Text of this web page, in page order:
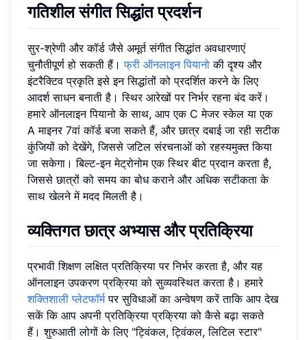
गतिशील संगीत सिद्धांत प्रदर्शन
सुर-श्रेणी और कॉर्ड जैसे अमूर्त संगीत सिद्धांत अवधारणाएं
चुनौतीपूर्ण हो सकती हैं।फ्री ऑनलाइन पियानो की दृश्य और
इंटरैक्टिव प्रकृति इसे इन सिद्धांतों को प्रदर्शित करने के लिए
आदर्श साधन बनाती है। स्थिर आरेखों पर निर्भर रहना बंद करें।
हमारे ऑनलाइन पियानो के साथ, आप एक C मेजर स्केल या एक
A माइनर 7वां कॉर्ड बजा सकते हैं, और छात्र दबाई जा रही सटीक
कुंजियों को देखेंगे, जिससे जटिल संरचनाओं को रहस्यमुक्त किया
जा सकेगा। बिल्ट-इन मेट्रोनोम एक स्थिर बीट प्रदान करता है,
जिससे छात्रों को समय का बोध कराने और अधिक सटीकता के
साथ खेलने में मदद मिलती है।
व्यक्तिगत छात्र अभ्यास और प्रतिक्रिया
प्रभावी शिक्षण लक्षित प्रतिक्रिया पर निर्भर करता है, और यह
ऑनलाइन उपकरण प्रक्रिया को सुव्यवस्थित करता है। हमारे
शक्तिशाली प्लेटफॉर्मपर सुविधाओं का अन्वेषण करें ताकि आप देख
सकें कि आप अपनी प्रतिक्रिया प्रक्रिया को कैसे बढ़ा सकते
हैं। शुरुआती लोगों के लिए "ट्विंकल, ट्विंकल, लिटिल स्टार"